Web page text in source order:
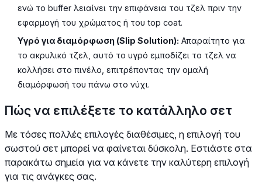
ενώ το buffer λειαίνει την επιφάνεια του τζελ πριν την
εφαρμογή του χρώματος ή του top coat.
Υγρό για διαμόρφωση (Slip Solution): Απαραίτητο για
το ακρυλικό τζελ, αυτό το υγρό εμποδίζει το τζελ να
κολλήσει στο πινέλο, επιτρέποντας την ομαλή
διαμόρφωσή του πάνω στο νύχι.
Πώς να επιλέξετε το κατάλληλο σετ
Με τόσες πολλές επιλογές διαθέσιμες, η επιλογή του
σωστού σετ μπορεί να φαίνεται δύσκολη. Εστιάστε στα
παρακάτω σημεία για να κάνετε την καλύτερη επιλογή
για τις ανάγκες σας.